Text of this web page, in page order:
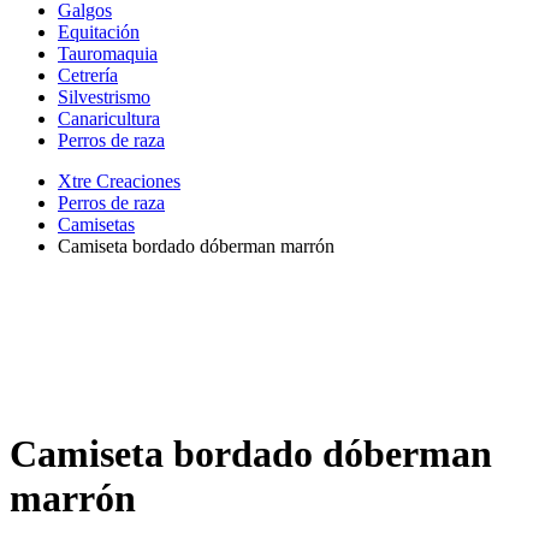
Galgos
Equitación
Tauromaquia
Cetrería
Silvestrismo
Canaricultura
Perros de raza
Xtre Creaciones
Perros de raza
Camisetas
Camiseta bordado dóberman marrón
Camiseta bordado dóberman
marrón